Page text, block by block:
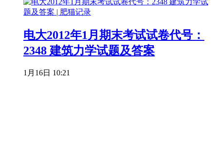
电大2012年1月期末考试试卷代号：
2348 建筑力学试题及答案
1月16日 10:21